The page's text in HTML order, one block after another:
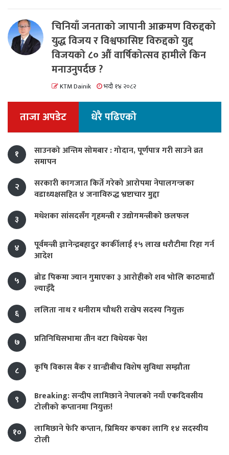
चिनियाँ जनताको जापानी आक्रमण विरुद्दको
युद्ध विजय र विश्वफासिष्ट विरुद्दको युद्द
विजयको ८० औं वार्षिकोत्सव हामीले किन
मनाउनुपर्दछ ?
KTM Dainik भदौ १४ २०८२
ताजा अपडेट धेरै पढिएको
१
साउनको अन्तिम सोमबार : गोदान, पूर्णपात्र गरी साउने व्रत
समापन
२
सरकारी कागजात किर्ते गरेको आरोपमा नेपालगन्जका
वडाध्यक्षसहित ४ जनाविरुद्ध भ्रष्टाचार मुद्दा
३
मधेशका सांसदसँग गृहमन्त्री र उद्योगमन्त्रीको छलफल
४
पूर्वमन्त्री ज्ञानेन्द्रबहादुर कार्कीलाई १५ लाख धरौटीमा रिहा गर्न
आदेश
५
ब्रोड पिकमा ज्यान गुमाएका ३ आरोहीको शव भोलि काठमाडौं
ल्याइँदै
६
ललिता नाथ र धनीराम चौधरी राखेप सदस्य नियुक्त
७ प्रतिनिधिसभामा तीन वटा विधेयक पेश
८ कृषि विकास बैंक र ग्रान्डीबीच विशेष सुविधा सम्झौता
९
Breaking: सन्दीप लामिछाने नेपालको नयाँ एकदिवसीय
टोलीको कप्तानमा नियुक्त!
१०
लामिछाने फेरि कप्तान, प्रिमियर कपका लागि १४ सदस्यीय
टोली